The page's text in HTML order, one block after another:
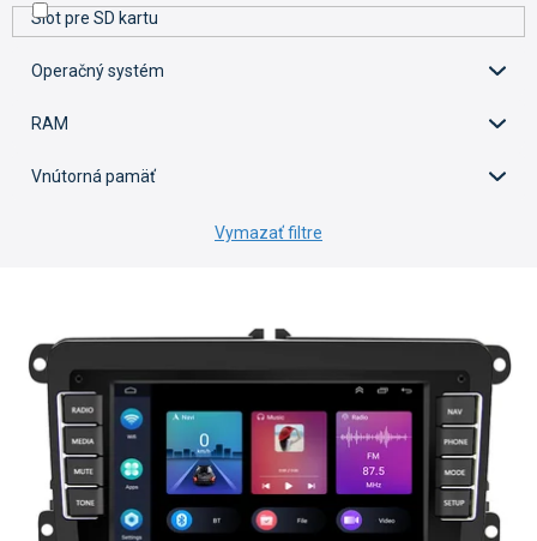
Slot pre SD kartu
Operačný systém
RAM
Vnútorná pamäť
Vymazať filtre